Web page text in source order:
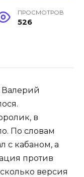
ПРОСМОТРОВ
526
в
По словам
с кабаном, а
против
версия